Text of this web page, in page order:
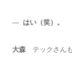
― はい（笑）。
大森 テックさん